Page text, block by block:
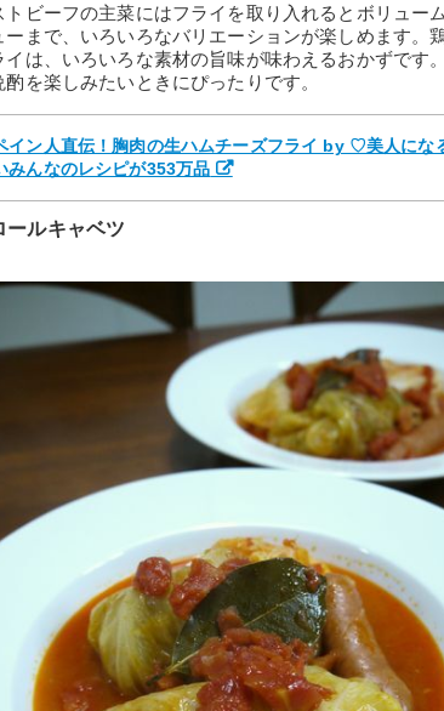
トビーフの主菜にはフライを取り入れるとボリュー
ーまで、いろいろなバリエーションが楽しめます。
イは、いろいろな素材の旨味が味わえるおかずです
酌を楽しみたいときにぴったりです。
イン人直伝！胸肉の生ハムチーズフライ by ♡美人に
みんなのレシピが353万品
ルキャベツ